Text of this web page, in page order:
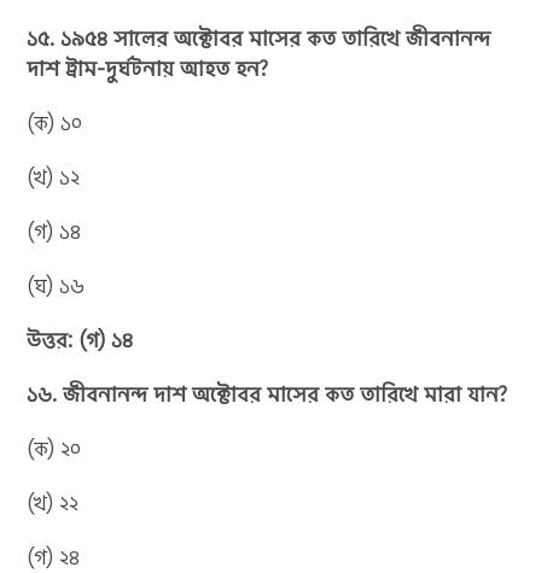
১৫. ১৯৫৪ সালের অক্টোবর মাসের কত তারিখে জীবনানন্দ
দাশ ট্রাম-দুর্ঘটনায় আহত হন?
(ক) ১০
(খ) ১২
(গ) ১৪
(ঘ) ১৬
উত্তর: (গ) ১৪
১৬. জীবনানন্দ দাশ অক্টোবর মাসের কত তারিখে মারা যান?
(ক) ২০
(খ) ২২
(গ) ২৪